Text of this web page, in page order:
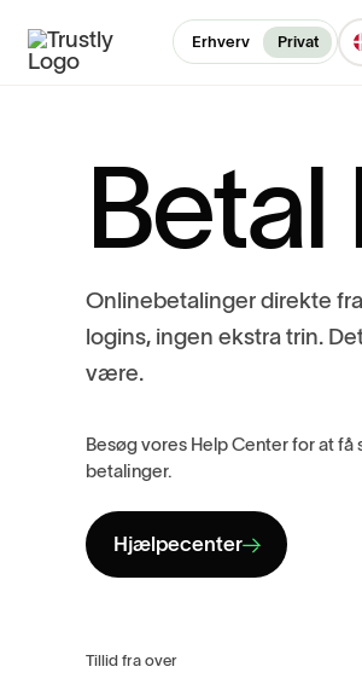
Erhverv Privat
Betal
Onlinebetalinger direkte fra
logins, ingen ekstra trin. De
være.
Besøg vores Help Center for at
betalinger.
Hjælpecenter
Tillid fra over